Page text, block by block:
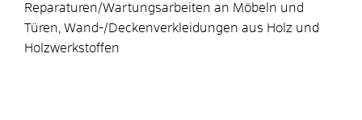
Reparaturen/Wartungsarbeiten an Möbeln und
Türen, Wand-/Deckenverkleidungen aus Holz und
Holzwerkstoffen